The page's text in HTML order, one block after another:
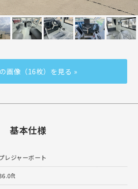
画像（16枚）を見る »
基本仕様
レジャーボート